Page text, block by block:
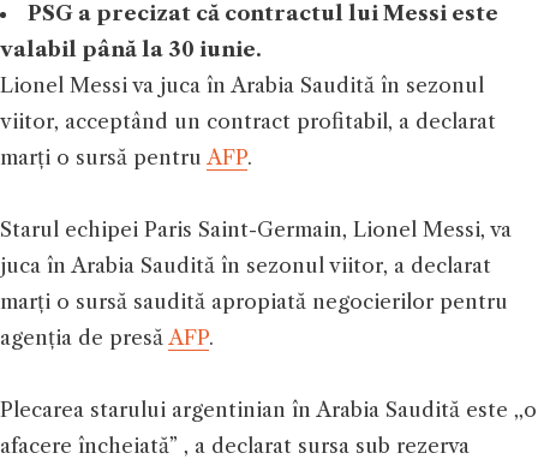
PSG a precizat că contractul lui Messi este
valabil până la 30 iunie.
Lionel Messi va juca în Arabia Saudită în sezonul
viitor, acceptând un contract profitabil, a declarat
marți o sursă pentru AFP.
Starul echipei Paris Saint-Germain, Lionel Messi, va
juca în Arabia Saudită în sezonul viitor, a declarat
marți o sursă saudită apropiată negocierilor pentru
agenția de presă AFP.
Plecarea starului argentinian în Arabia Saudită este ,,o
afacere încheiată” , a declarat sursa sub rezerva